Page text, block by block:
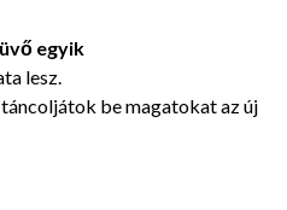
egyik
lesz.
be magatokat az új